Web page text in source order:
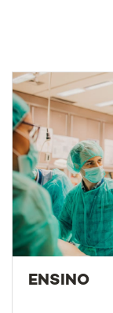
ENSINO